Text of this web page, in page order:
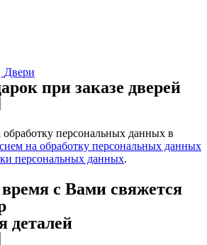
Двери
при заказе дверей
обработку персональных данных в
на обработку персональных данных
персональных данных.
с Вами свяжется
деталей